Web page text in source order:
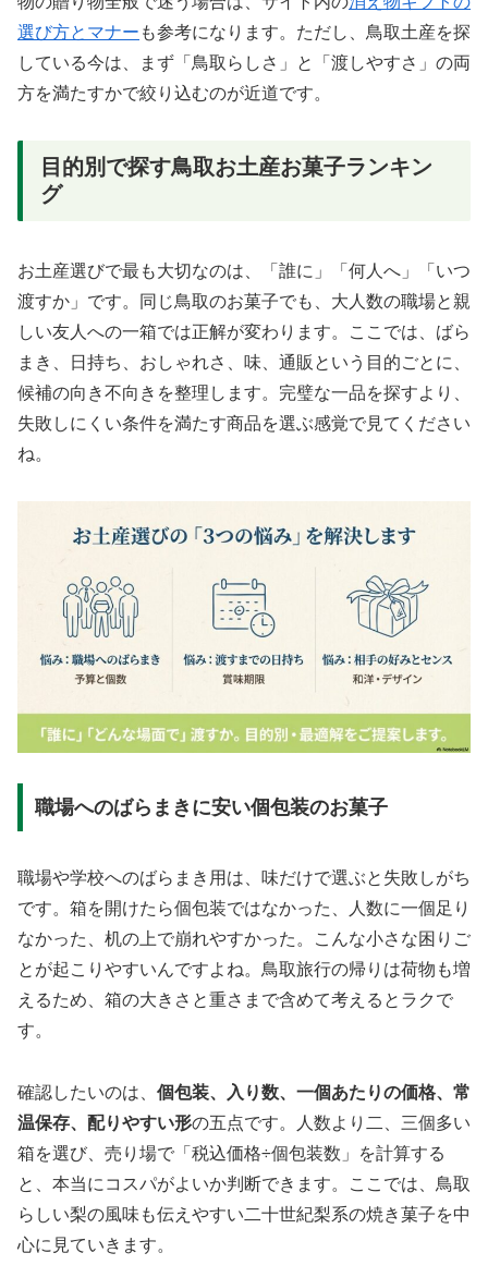
選び方とマナー も参考になります。ただし、鳥取土産を探
している今は、まず「鳥取らしさ」と「渡しやすさ」の両
方を満たすかで絞り込むのが近道です。
目的別で探す鳥取お土産お菓子ランキン
グ
お土産選びで最も大切なのは、「誰に」「何人へ」「いつ
渡すか」です。同じ鳥取のお菓子でも、大人数の職場と親
しい友人への一箱では正解が変わります。ここでは、ばら
まき、日持ち、おしゃれさ、味、通販という目的ごとに、
候補の向き不向きを整理します。完璧な一品を探すより、
失敗しにくい条件を満たす商品を選ぶ感覚で見てください
ね。
職場へのばらまきに安い個包装のお菓子
職場や学校へのばらまき用は、味だけで選ぶと失敗しがち
です。箱を開けたら個包装ではなかった、人数に一個足り
なかった、机の上で崩れやすかった。こんな小さな困りご
とが起こりやすいんですよね。鳥取旅行の帰りは荷物も増
えるため、箱の大きさと重さまで含めて考えるとラクで
す。
確認したいのは、 個包装、入り数、一個あたりの価格、常
温保存、配りやすい形の五点です。人数より二、三個多い
箱を選び、売り場で「税込価格÷個包装数」を計算する
と、本当にコスパがよいか判断できます。ここでは、鳥取
らしい梨の風味も伝えやすい二十世紀梨系の焼き菓子を中
心に見ていきます。